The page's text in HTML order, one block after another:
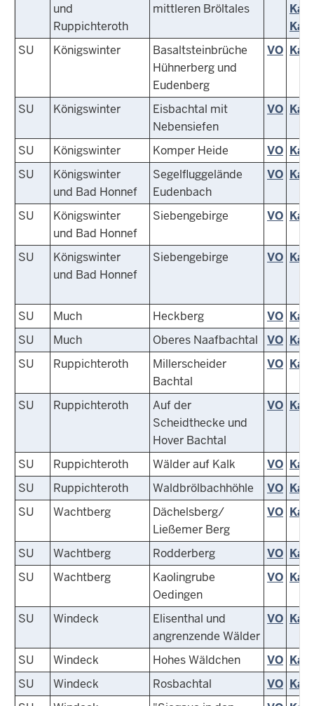
und
Ruppichteroth
mittleren Bröltales
SU
Königswinter
Basaltsteinbrüche
Hühnerberg und
Eudenberg
VO
SU Königswinter
Eisbachtal mit
Nebensiefen
VO
SU Königswinter Komper Heide VO
SU
Königswinter
und Bad Honnef
Segelfluggelände
Eudenbach
VO
SU
Königswinter
und Bad Honnef
Siebengebirge VO
SU
Königswinter
und Bad Honnef
Siebengebirge VO
SU Much Heckberg VO
SU
Much Oberes Naafbachtal VO
SU
Ruppichteroth
Millerscheider
Bachtal
VO
SU Ruppichteroth
Auf der
Scheidthecke und
Hover Bachtal
VO
SU Ruppichteroth Wälder auf Kalk VO
SU
Ruppichteroth Waldbrölbachhöhle VO
SU
Wachtberg
Dächelsberg/
Ließemer Berg
VO
SU Wachtberg Rodderberg VO
SU
Wachtberg
Kaolingrube
Oedingen
VO
SU Windeck
Elisenthal und
angrenzende Wälder
VO
SU Windeck Hohes Wäldchen VO
SU
Windeck Rosbachtal VO